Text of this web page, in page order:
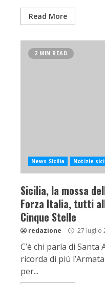
Read More
2 MIN READ
News Sicilia Notizie
Sicilia, la mossa
Forza Italia, tutti
Cinque Stelle
redazione 27 luglio
C’è chi parla di Santa
ricorda di più
per...